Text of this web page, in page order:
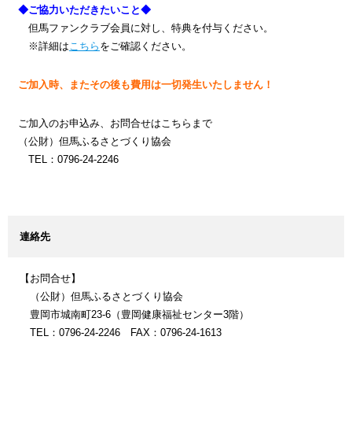
◆ご協力いただきたいこと◆
但馬ファンクラブ会員に対し、特典を付与ください。
※詳細は こちら をご確認ください。
ご加入時、またその後も費用は一切発生いたしません！
ご加入のお申込み、お問合せはこちらまで
（公財）但馬ふるさとづくり協会
TEL：0796-24-2246
連絡先
【お問合せ】
（公財）但馬ふるさとづくり協会
豊岡市城南町23-6（豊岡健康福祉センター3階）
TEL：0796-24-2246 FAX：0796-24-1613